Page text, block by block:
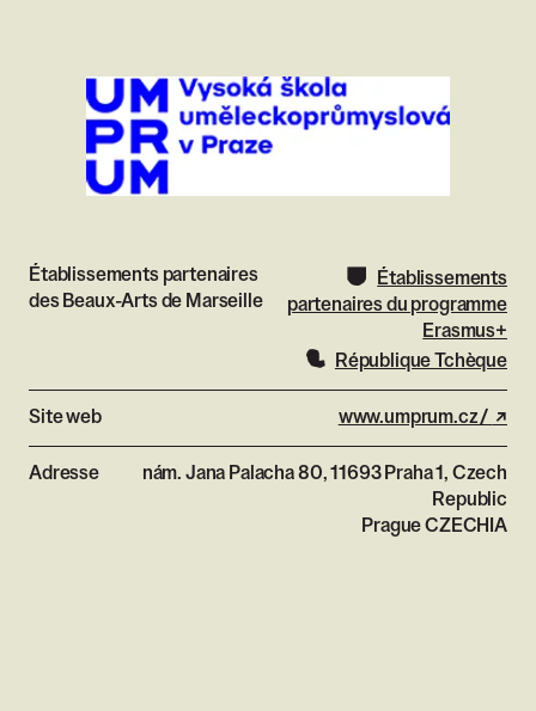
Établissements partenaires
des Beaux-Arts de Marseille
Établissements
partenaires du programme
Erasmus+
République Tchèque
Site web www.umprum.cz/ -
Adresse
nám. Jana Palacha 80, 11693 Praha 1, Czech
Republic
Prague CZECHIA